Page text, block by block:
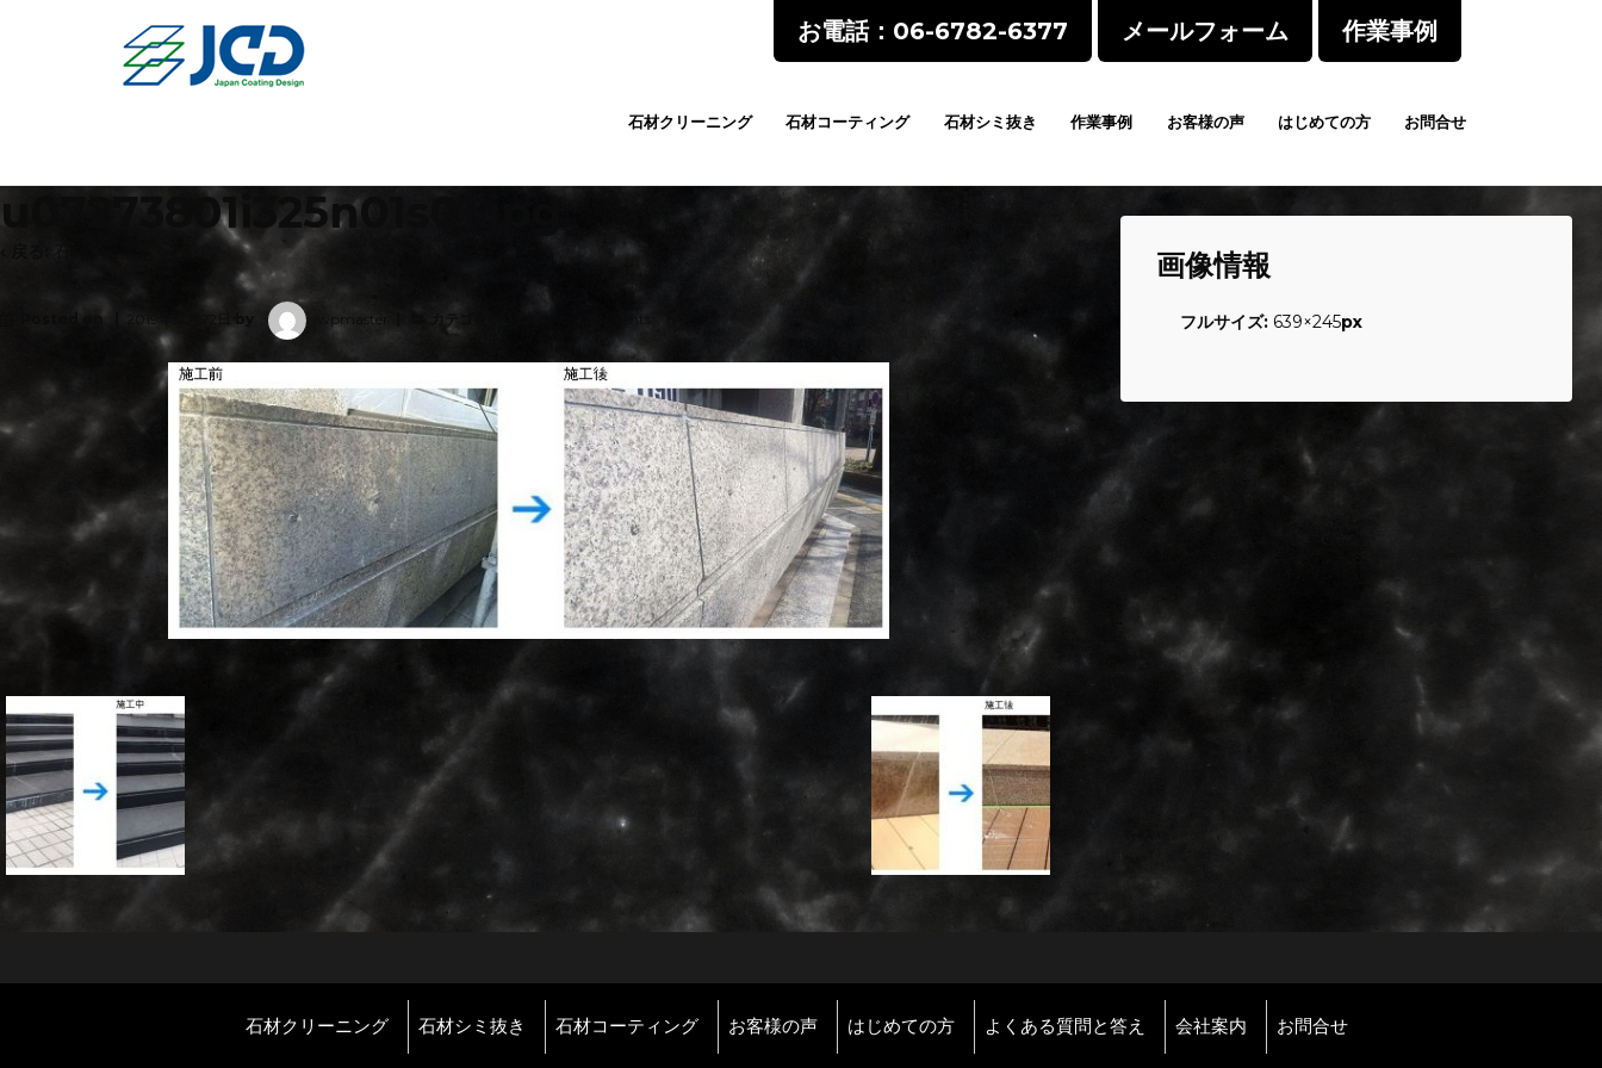
お電話：06-6782-6377 メールフォーム 作業事例
石材クリーニング 石材コーティング 石材シミ抜き 作業事例 お客様の声 はじめての方 お問合せ
u07273801i325n01s01.jpg
Posted on wpmaster カテゴリー:
画像情報
フルサイズ: 639×245px
石材クリーニング 石材シミ抜き 石材コーティング お客様の声 はじめての方 よくある質問と答え 会社案内 お問合せ